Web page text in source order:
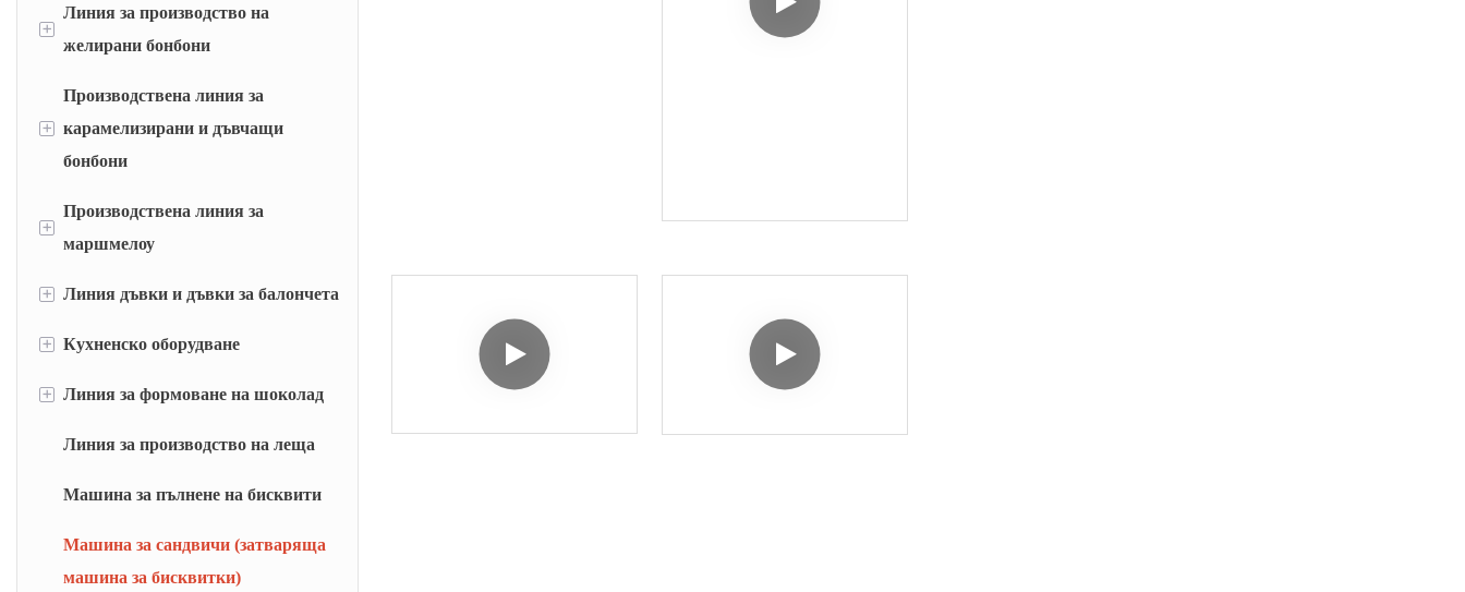
Машина за щанцоване и опаковане на
плоски близалки
Линия за отлагане на твърди бонбони
Линия за формоване на твърди
Машина за опаковане на бонбони
+
Линия за производство на
желирани бонбони
Линия за отлагане на желирани
бонбони
Машина за желе магнат
+
Производствена линия за
карамелизирани и дъвчащи
бонбони
Линия за отлагане на карамел
Линия за щанцоване на меки бонбони
Машина за рязане и опаковане на
+
Производствена линия за
маршмелоу
Депозирана линия за маршмелоу
Екструдирана линия за маршмелоу
+ Линия дъвки и дъвки за балончета
Линия за дъвки тип възглавница
Линия за дъвки тип кухина
+ Кухненско оборудване
Система за автоматично претегляне
Роторна готварска печка (RT)
+ Линия за формоване на шоколад
Машина за глазиране с шоколад
Линия за производство на леща
Машина за пълнене на бисквити
Машина за сандвичи (затваряща
машина за бисквитки)